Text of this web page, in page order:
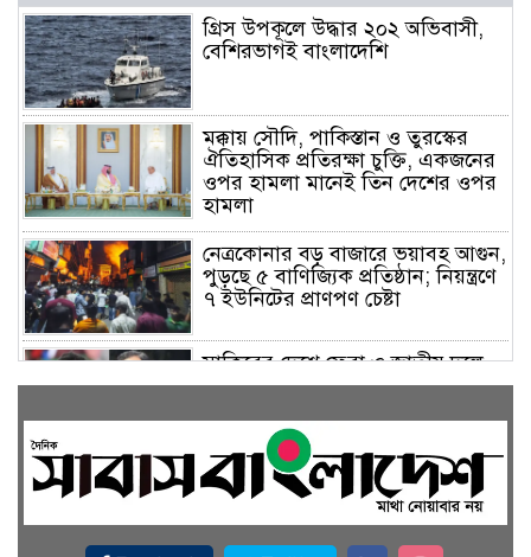
গ্রিস উপকূলে উদ্ধার ২০২ অভিবাসী,
বেশিরভাগই বাংলাদেশি
মক্কায় সৌদি, পাকিস্তান ও তুরস্কের
ঐতিহাসিক প্রতিরক্ষা চুক্তি, একজনের
ওপর হামলা মানেই তিন দেশের ওপর
হামলা
নেত্রকোনার বড় বাজারে ভয়াবহ আগুন,
পুড়ছে ৫ বাণিজ্যিক প্রতিষ্ঠান; নিয়ন্ত্রণে
৭ ইউনিটের প্রাণপণ চেষ্টা
সাকিবের দেশে ফেরা ও জাতীয় দলে
ফেরার সম্ভাবনা নেই, ইঙ্গিত ক্রীড়া
ফেসবুকে যুক্ত হলো বিকাশ, সহজ
হলো ডিজিটাল পেমেন্ট